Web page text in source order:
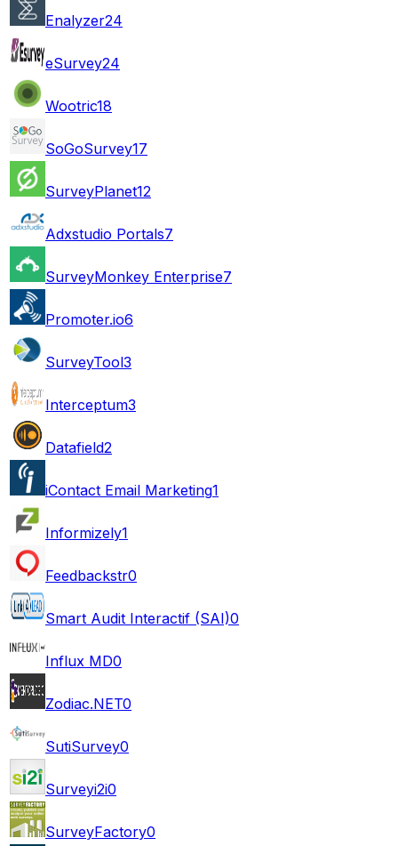
Enalyzer24
eSurvey24
Wootric18
SoGoSurvey17
SurveyPlanet12
Adxstudio Portals7
SurveyMonkey Enterprise7
Promoter.io6
SurveyTool3
Interceptum3
Datafield2
iContact Email Marketing1
Informizely1
Feedbackstr0
Smart Audit Interactif (SAI)0
Influx MD0
Zodiac.NET0
SutiSurvey0
Surveyi2i0
SurveyFactory0